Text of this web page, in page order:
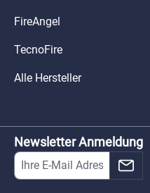
FireAngel
TecnoFire
Alle Hersteller
Newsletter Anmeldung